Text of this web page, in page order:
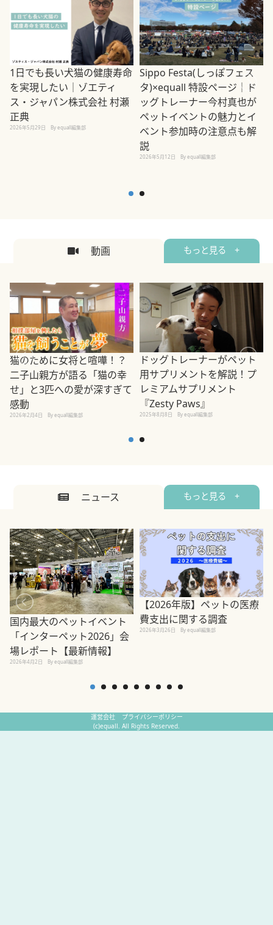
1日でも長い犬猫の健康寿命
を実現したい｜ゾエティ
ス・ジャパン株式会社 村瀬
正典
2026年5月29日 By equall編集部
Sippo Festa(しっぽフェス
タ)×equall 特設ページ｜ド
ッグトレーナー今村真也が
ペットイベントの魅力とイ
ベント参加時の注意点も解
説
2026年5月12日 By equall編集部
動画 もっと見る +
猫のために女将と喧嘩！？
二子山親方が語る「猫の幸
せ」と3匹への愛が深すぎて
感動
2026年2月4日 By equall編集部
ドッグトレーナーがペット
用サプリメントを解説！プ
レミアムサプリメント
『Zesty Paws』
2025年8月8日 By equall編集部
ニュース もっと見る +
国内最大のペットイベント
「インターペット2026」会
場レポート【最新情報】
2026年4月2日 By equall編集部
【2026年版】ペットの医療
費支出に関する調査
2026年3月26日 By equall編集部
運営会社
プライバシーポリシー
(c)equall. All Rights Reserved.